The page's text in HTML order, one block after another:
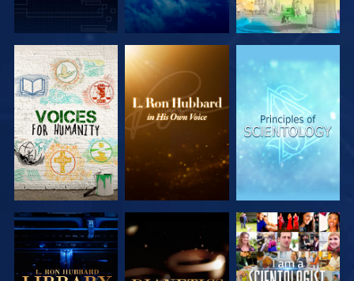
VERKEN DE
SERIE
VERKEN DE
SERIE
VERKEN DE
SERIE
VERKEN DE
SERIE
VERKEN DE
SERIE
KIJK